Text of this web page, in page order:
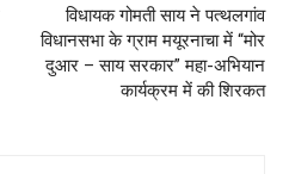
विधायक गोमती साय ने पत्थलगांव
विधानसभा के ग्राम मयूरनाचा में “मोर
दुआर – साय सरकार” महा-अभियान
कार्यक्रम में की शिरकत